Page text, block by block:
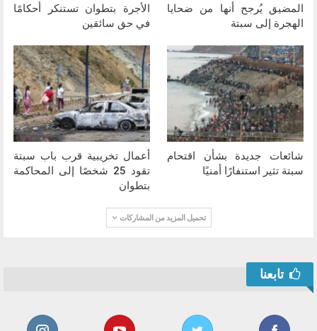
المضيق يُرجح أنها من ضحايا
الهجرة إلى سبتة
الأجرة بتطوان تستنكر أحكامًا
في حق سائقين
شائعات جديدة بشأن اقتحام
سبتة تثير استنفارًا أمنيًا
أعمال تخريبية قرب باب سبتة
تقود 25 شخصًا إلى المحاكمة
بتطوان
تحميل المزيد من المشاركات
تابعنا